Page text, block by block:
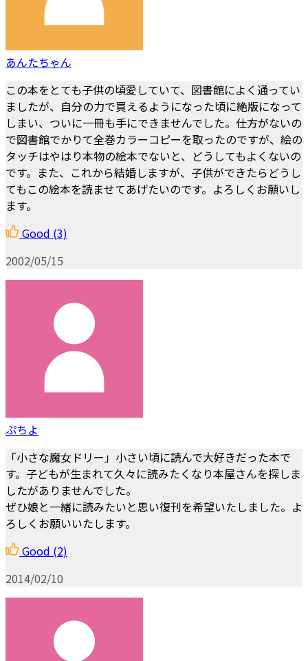
あんたちゃん
この本をとても子供の頃愛していて、図書館によく通ってい
ましたが、自分の力で買えるようになった頃に絶版になって
しまい、ついに一冊も手にできませんでした。仕方がないの
で図書館でかりて全巻カラーコピーを取ったのですが、絵の
タッチはやはり本物の絵本でないと、どうしてもよくないの
です。また、これから結婚しますが、子供ができたらどうし
てもこの絵本を読ませてあげたいのです。よろしくお願いし
ます。
Good (3)
2002/05/15
ぷちよ
「小さな魔女ドリー」小さい頃に読んで大好きだった本で
す。子どもが生まれて久々に読みたくなり本屋さんを探しま
したがありませんでした。
ぜひ娘と一緒に読みたいと思い復刊を希望いたしました。よ
ろしくお願いいたします。
Good (2)
2014/02/10